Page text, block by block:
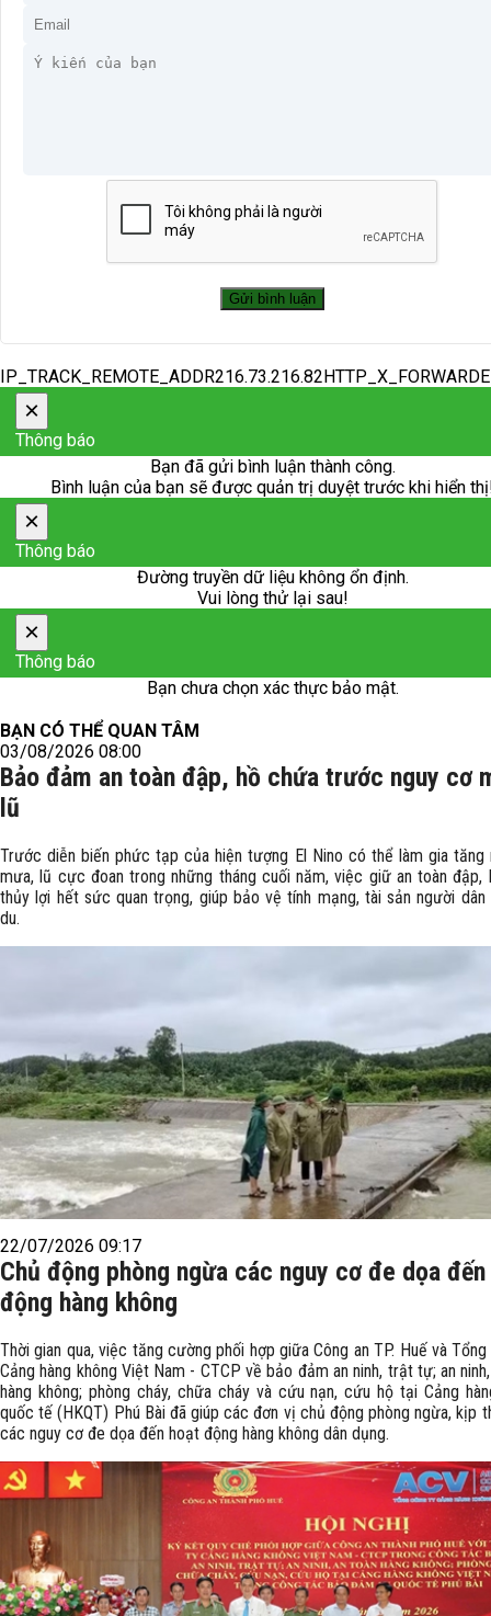
×
Thông báo
Bạn đã gửi bình luận thành công.
Bình luận của bạn sẽ được quản trị duyệt trước khi hiển
×
Thông báo
Đường truyền dữ liệu không ổn định.
Vui lòng thử lại sau!
×
Thông báo
Bạn chưa chọn xác thực bảo mật.
BẠN CÓ THỂ QUAN TÂM
03/08/2026 08:00
Bảo đảm an toàn đập, hồ chứa trước nguy cơ
lũ
Trước diễn biến phức tạp của hiện tượng El Nino có thể làm gia tăng
mưa, lũ cực đoan trong những tháng cuối năm, việc giữ an toàn đập,
thủy lợi hết sức quan trọng, giúp bảo vệ tính mạng, tài sản người dân
du.
22/07/2026 09:17
Chủ động phòng ngừa các nguy cơ đe dọa
động hàng không
Thời gian qua, việc tăng cường phối hợp giữa Công an TP. Huế và
Cảng hàng không Việt Nam - CTCP về bảo đảm an ninh, trật tự; an
hàng không; phòng cháy, chữa cháy và cứu nạn, cứu hộ tại Cảng
quốc tế (HKQT) Phú Bài đã giúp các đơn vị chủ động phòng ngừa, kịp
các nguy cơ đe dọa đến hoạt động hàng không dân dụng.